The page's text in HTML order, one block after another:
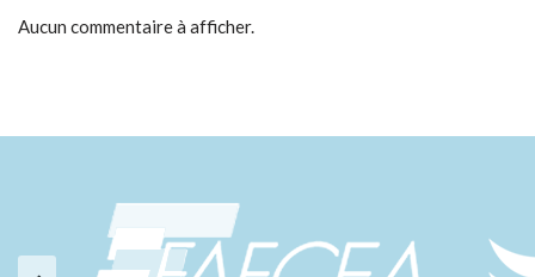
Aucun commentaire à afficher.